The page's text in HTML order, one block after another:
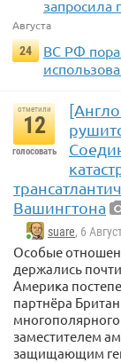
запросила
Августа
24
ВС РФ
отметили
12
голосовать
Вашингтона
suare, 6
Особые
держались
Америка
партнёра
заместителем
защищающим